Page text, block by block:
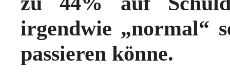
irgendwie „normal“
passieren könne.